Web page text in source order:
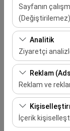
Sayfanın
(Değiştirilemez)
Bu çerezler
oturum
dışı bırakılamaz.
Analitik
Ziyaretçi
Bu çerezler,
en çok ziyaret
analiz etmemizi
performansını
iyileştirmek için
Reklam
Reklam ve
Bu çerezler,
reklamlar
etkinliğini
İçerik
Seçiniz
Alış Tarih & Saat
Bırakış Tarih &